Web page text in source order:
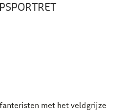
met het veldgrijze